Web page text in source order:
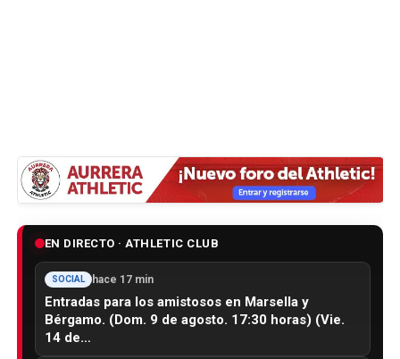
EN DIRECTO · ATHLETIC CLUB
SOCIAL hace 17 min
Entradas para los amistosos en Marsella y
Bérgamo. (Dom. 9 de agosto. 17:30 horas) (Vie.
14 de…